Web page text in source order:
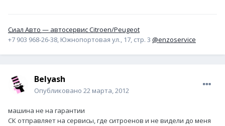
Сиал Авто — автосервис Citroen/Peugeot
+7 903 968-26-38, Южнопортовая ул., 17, стр. 3 @enzoservice
Belyash
Опубликовано 22 марта, 2012
машина не на гарантии
СК отправляет на сервисы, где ситроенов и не видели до меня